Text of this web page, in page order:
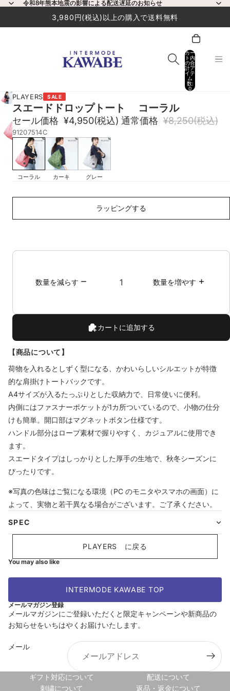
令和8年熊本地震の影響による配送遅延のお知らせ
令和8年熊本地震の影響による配送遅延のお知らせ
3,980円(税込)以上の購入で送料無料
カー
ト内
の合
計ア
イテ
ム
数:
0
PLAYERS SALE
スエードドロップトート コーラル
セール価格 ¥4,950(税込) 通常価格 ¥8,250(税込)
91207514C
コーラル カーキ グレー
ッ
ン
希
か？
ラッピングする
数量を減らす 数量を増やす
カートに追加する
【商品について】
荷物を入れるとしずく型になる、かわいらしいシルエットが特徴
的な肩掛けトートバックです。
A4サイズが入るたっぷりとした収納力で、日常使いに便利。
内側にはファスナーポケットが1カ所ついているので、小物の仕分
けも簡単。開口部はマグネットボタン仕様です。
ハンドル部分はロープ素材で握りやすく、カジュアルに使用でき
ます。
スエードタイプはしっかりとした厚手の生地で、秋冬シーズンに
ぴったりです。
※写真の色味はご覧になる環境（PC のモニタやスマホの画面）に
よって、実物と若干異なる場合がございます。ご了承ください。
SPEC
PLAYERS に戻る
You may also like
INTERMODE KAWABE TOP
メールマガジン登録
メールマガジンにご登録いただくと限定キャンペーンや新商品の
お知らせをいちはやくお届けいたします。
メール
ギフト対応について
配送について
刺繍について
返品・返金について
プライバシーポリシー
配送ポリシー